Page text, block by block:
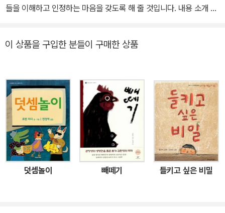
들을 이해하고 인정하는 마음을 갖도록 해 줄 것입니다. 내용 소개 이
눈앞이 안개가 낀 것처럼 뿌옇기만 합니다. 발레리는 절망합니다. 교
연필로 필기를 하면서 공부했는데 이제는 그것도 여의치 않습니다.
더구나 잘 보이지 않으니까 여기저기 부딪치기 일쑤였어요. 발레리가
그런 어려움을 겪고 있을 때에 수자 선생님이 발레리를 도와줍니다.
수자 선생님은 발레리처럼 잘 보이지 않는 아이들을 가르치는 일을
하는 분입니다. 선생님은 청각, 후각, 촉각, 안면 감각 등 시각 이외의
감각을 사용하여 다니는 방법들을 가르쳐 줍니다. 그건 발레리가 예
전부터 자기도 모르게 사용하던 방법이었어요. 그러다가 하루는 선생
님이 발레리에게 기다란 지팡이를 내밉니다. 발레리는 그 지팡이가
이 상품을 구입한 분들이 구매한 상품
덧셈놀이 빼떼기 들키고 싶은 비밀